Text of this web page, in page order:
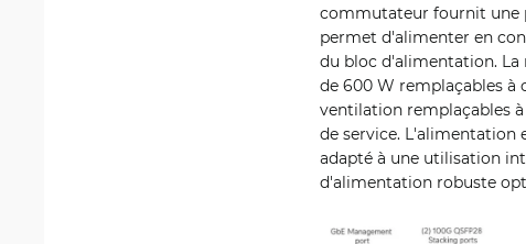
commutateur fournit une
permet d'alimenter en
du bloc d'alimentation. La
de 600 W remplaçables à
ventilation remplaçables
de service. L'alimentation
adapté à une utilisation
d'alimentation robuste